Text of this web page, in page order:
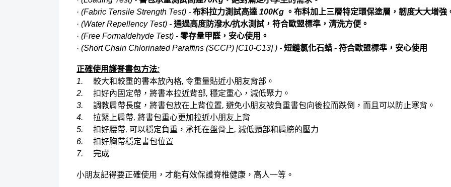
· (Fabric Tensile Strength Test) - 布料拉力測試高達 100Kg 。布料加上三層特定環保塗層，韌度大大增強
· (Water Repellency Test) - 通過高度防潑水/抗水測試，符合歐盟標準，清洗方便。
· (Free Formaldehyde Test) - 零存量甲醛，安心使用。
· (Short Chain Chlorinated Paraffins (SCCP) [C10-C13] ) - 短鏈氯化石蜡 - 符合歐盟標準，安心使用
正確使用護脊書包方法:
1. 較大和較重的書本放內格, 令重量貼近小朋友背部。
2. 扣好內固定帶，將書本拉近背部, 穩定重心，減低聚力。
3. 調教肩帶長度，將書包放在上背位置, 避免小朋友被負重書包向後拉而跌倒，而且可以防止寒背。
4. 拉緊上肩帶, 將書包重心更加拉近小朋友上背
5. 扣好腰帶, 可以穩定負重，承托在盤骨上, 減低頸部和肩膀的壓力
6. 扣好胸帶穩定書包位置
7. 完成
小朋友記得要正確使用，才能有效保護脊椎健康，高人一等。